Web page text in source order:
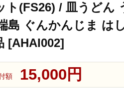
ト(FS26) / 皿うどん
島 ぐんかんじま は
[AHAI002]
額 15,000円